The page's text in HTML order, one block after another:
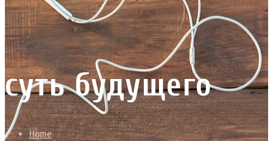
суть будущего
Home